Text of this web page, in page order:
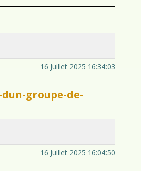
16 Juillet 2025 16:34:03
groupe-de-
16 Juillet 2025 16:04:50